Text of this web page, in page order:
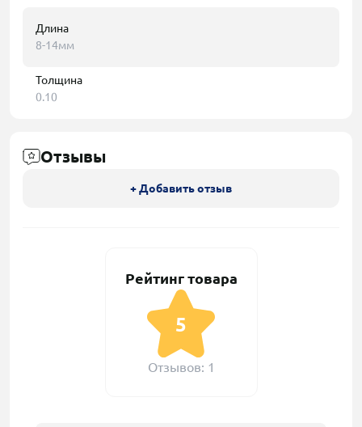
Длина
8-14мм
Толщина
0.10
Отзывы
+ Добавить отзыв
Рейтинг товара
5
Отзывов: 1